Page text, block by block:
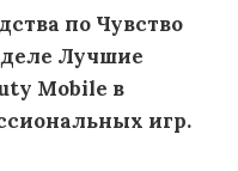
по Чувство
Лучшие
Mobile в
игр.